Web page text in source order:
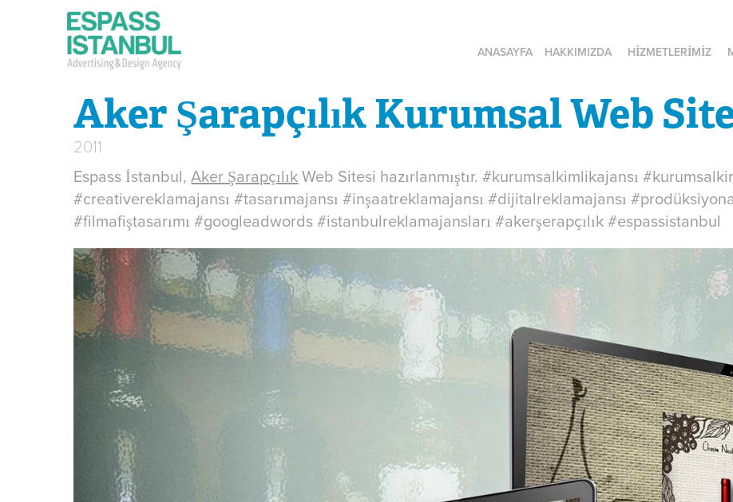
ANASAYFA HAKKIMIZDA HİZMETLERİMİZ
Aker Şarapçılık Kurumsal Web
2011
Espass İstanbul,Aker ŞarapçılıkWeb Sitesi hazırlanmıştır. #kurumsalkimlikajansı
#creativereklamajansı #tasarımajansı #inşaatreklamajansı #dijitalreklamajansı
#filmafiştasarımı #googleadwords #istanbulreklamajansları #akerşerapçılık #espassistanbul